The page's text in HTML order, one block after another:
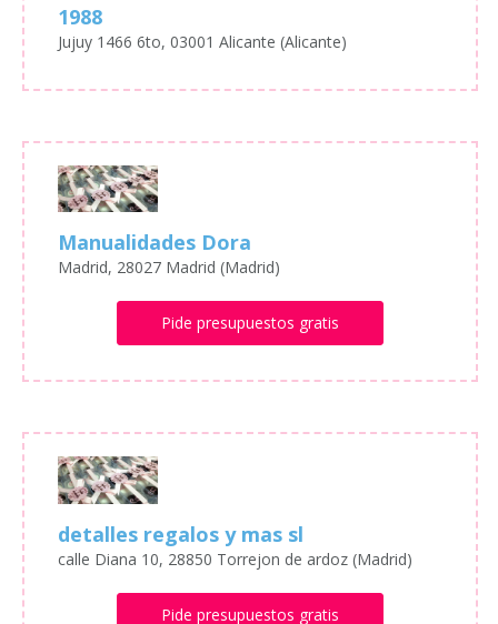
1988
Jujuy 1466 6to, 03001 Alicante (Alicante)
Manualidades Dora
Madrid, 28027 Madrid (Madrid)
Pide presupuestos gratis
detalles regalos y mas sl
calle Diana 10, 28850 Torrejon de ardoz (Madrid)
Pide presupuestos gratis